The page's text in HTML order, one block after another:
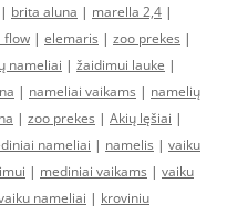
| brita aluna | marella 2,4 |
flow | elemaris | zoo prekes |
nameliai | žaidimui lauke |
| nameliai vaikams | namelių
| zoo prekes | Akių lęšiai |
nameliai | namelis | vaiku
| mediniai vaikams | vaiku
nameliai | kroviniu